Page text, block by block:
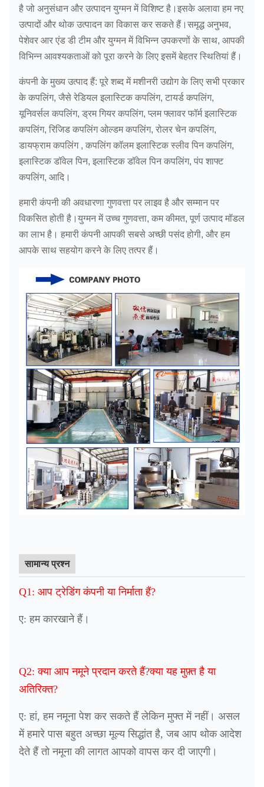
है जो अनुसंधान और उत्पादन युग्मन में विशिष्ट है।इसके अलावा हम नए
उत्पादों और थोक उत्पादन का विकास कर सकते हैं।समृद्ध अनुभव,
पेशेवर आर एंड डी टीम और युग्मन में विभिन्न उपकरणों के साथ, आपकी
विभिन्न आवश्यकताओं को पूरा करने के लिए इसमें बेहतर स्थितियां हैं।
कंपनी के मुख्य उत्पाद हैं: पूरे शब्द में मशीनरी उद्योग के लिए सभी प्रकार
के कपलिंग, जैसे रेडियल इलास्टिक कपलिंग, टायर्ड कपलिंग,
यूनिवर्सल कपलिंग, ड्रम गियर कपलिंग, प्लम फ्लावर फॉर्म इलास्टिक
कपलिंग, रिजिड कपलिंग ओल्डम कपलिंग, रोलर चेन कपलिंग,
डायफ्राम कपलिंग , कपलिंग कॉलम इलास्टिक स्लीव पिन कपलिंग,
इलास्टिक डॉवेल पिन, इलास्टिक डॉवेल पिन कपलिंग, पंप शाफ्ट
कपलिंग, आदि।
हमारी कंपनी की अवधारणा गुणवत्ता पर लाइव है और सम्मान पर
विकसित होती है।युग्मन में उच्च गुणवत्ता, कम कीमत, पूर्ण उत्पाद मॉडल
का लाभ है। हमारी कंपनी आपकी सबसे अच्छी पसंद होगी, और हम
आपके साथ सहयोग करने के लिए तत्पर हैं।
सामान्य प्रश्न
Q1: आप ट्रेडिंग कंपनी या निर्माता हैं?
ए: हम कारखाने हैं।
Q2: क्या आप नमूने प्रदान करते हैं?क्या यह मुफ़्त है या
अतिरिक्त?
ए: हां, हम नमूना पेश कर सकते हैं लेकिन मुफ्त में नहीं। असल
में हमारे पास बहुत अच्छा मूल्य सिद्धांत है, जब आप थोक आदेश
देते हैं तो नमूना की लागत आपको वापस कर दी जाएगी।